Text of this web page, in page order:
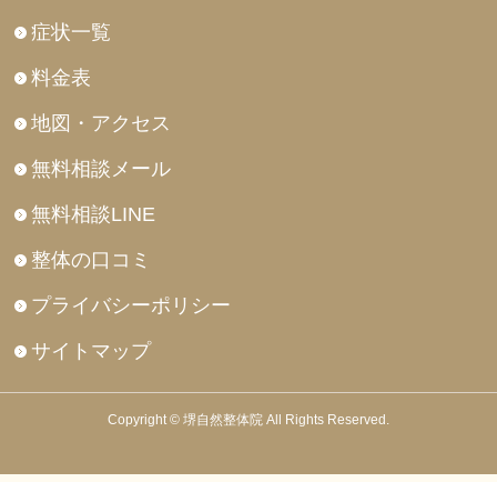
症状一覧
料金表
地図・アクセス
無料相談メール
無料相談LINE
整体の口コミ
プライバシーポリシー
サイトマップ
Copyright © 堺自然整体院 All Rights Reserved.